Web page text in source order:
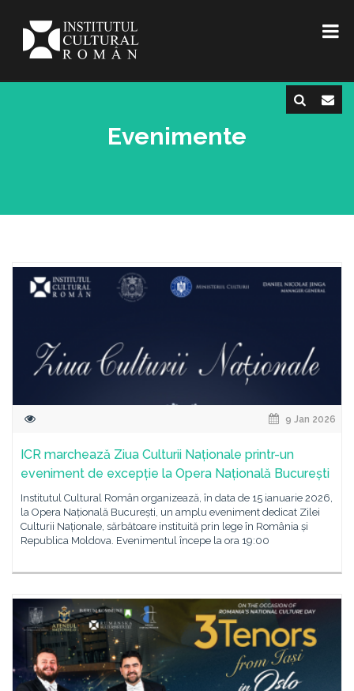
Evenimente
9 Jan 2026
ICR marchează Ziua Culturii Naționale printr-un
eveniment de excepție la Opera Națională București
Institutul Cultural Român organizează, în data de 15 ianuarie 2026,
la Opera Națională București, un amplu eveniment dedicat Zilei
Culturii Naționale, sărbătoare instituită prin lege în România și
Republica Moldova. Evenimentul începe la ora 19:00